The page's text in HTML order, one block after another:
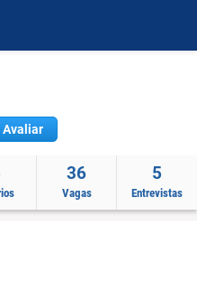
Avaliar
36
Vagas
5
Entrevistas